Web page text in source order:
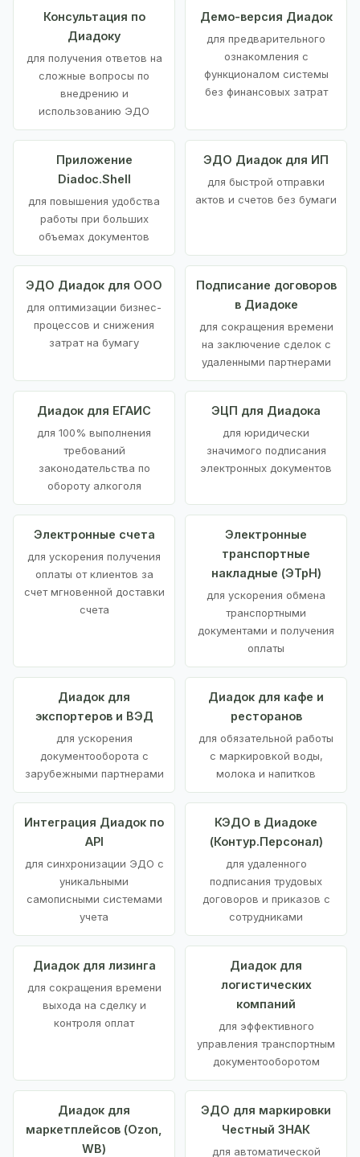
Консультация по
Диадоку
для получения ответов на
сложные вопросы по
внедрению и
использованию ЭДО
Демо-версия Диадок
для предварительного
ознакомления с
функционалом системы
без финансовых затрат
Приложение
Diadoc.Shell
для повышения удобства
работы при больших
объемах документов
ЭДО Диадок для ИП
для быстрой отправки
актов и счетов без бумаги
ЭДО Диадок для ООО
для оптимизации бизнес-
процессов и снижения
затрат на бумагу
Подписание договоров
в Диадоке
для сокращения времени
на заключение сделок с
удаленными партнерами
Диадок для ЕГАИС
для 100% выполнения
требований
законодательства по
обороту алкоголя
ЭЦП для Диадока
для юридически
значимого подписания
электронных документов
Электронные счета
для ускорения получения
оплаты от клиентов за
счет мгновенной доставки
счета
Электронные
транспортные
накладные (ЭТрН)
для ускорения обмена
транспортными
документами и получения
оплаты
Диадок для
экспортеров и ВЭД
для ускорения
документооборота с
зарубежными партнерами
Диадок для кафе и
ресторанов
для обязательной работы
с маркировкой воды,
молока и напитков
Интеграция Диадок по
API
для синхронизации ЭДО с
уникальными
самописными системами
учета
КЭДО в Диадоке
(Контур.Персонал)
для удаленного
подписания трудовых
договоров и приказов с
сотрудниками
Диадок для лизинга
для сокращения времени
выхода на сделку и
контроля оплат
Диадок для
логистических
компаний
для эффективного
управления транспортным
документооборотом
Диадок для
маркетплейсов (Ozon,
WB)
ЭДО для маркировки
Честный ЗНАК
для автоматической